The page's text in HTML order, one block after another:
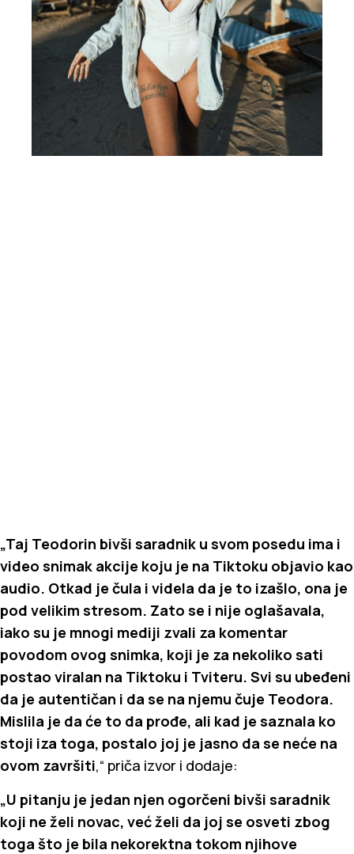
„Taj Teodorin bivši saradnik u svom posedu ima i
video snimak akcije koju je na Tiktoku objavio kao
audio. Otkad je čula i videla da je to izašlo, ona je
pod velikim stresom. Zato se i nije oglašavala,
iako su je mnogi mediji zvali za komentar
povodom ovog snimka, koji je za nekoliko sati
postao viralan na Tiktoku i Tviteru. Svi su ubeđeni
da je autentičan i da se na njemu čuje Teodora.
Mislila je da će to da prođe, ali kad je saznala ko
stoji iza toga, postalo joj je jasno da se neće na
ovom završiti,“ priča izvor i dodaje:
„U pitanju je jedan njen ogorčeni bivši saradnik
koji ne želi novac, već želi da joj se osveti zbog
toga što je bila nekorektna tokom njihove